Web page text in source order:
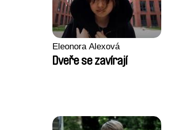
Eleonora Alexová
Dveře se zavírají